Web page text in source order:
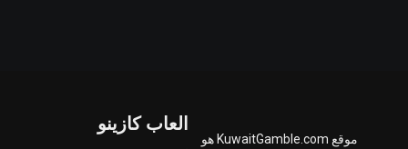
موقع KuwaitGamble.com هو
العاب كازينو